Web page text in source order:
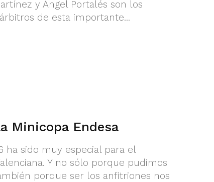
y Ángel Portalés son los
de esta importante...
Minicopa Endesa
ha sido muy especial para el
Y no sólo porque pudimos
porque ser los anfitriones nos